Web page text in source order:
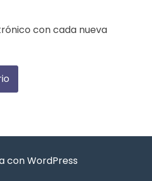
con cada nueva
con WordPress